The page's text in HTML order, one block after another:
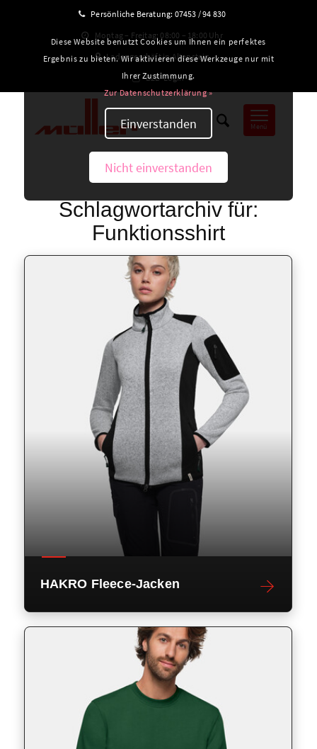
Persönliche Beratung: 07453 / 94 830
Montag – Freitag: 08:00 – 18:00 Uhr
Ladengeschäft in Altensteig
B2B-Login
Menü
Schlagwortarchiv für:
Funktionsshirt
HAKRO Fleece-Jacken
Diese Website benutzt Cookies um Ihnen ein perfektes
Ergebnis zu bieten. Wir aktivieren diese Werkzeuge nur mit
Ihrer Zustimmung.
Zur Datenschutzerklärung »
Einverstanden
Nicht einverstanden